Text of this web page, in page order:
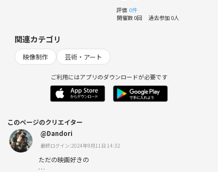
評価 0件
開催数 0回 過去参加 0人
関連カテゴリ
映像制作 芸術・アート
ご利用にはアプリのダウンロードが必要です
このページのクリエイター
@Dandori
最終ログイン:2024年9月11日 14:32
ただの映画好きの